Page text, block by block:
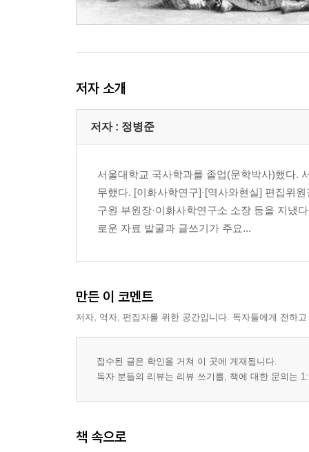
체코에서의 체류와 활동(1949년 2~11월)
박헌영 재판: 알려지지 않은 현앨리스의 최후
남북한에 비친 현앨리스의 이미지
청문회에 소환된 ‘마오쩌둥의 제1요원’ 현피터
16년간 추방 위협에 시달린 현데이비드
북한으로 추방된 김강, 파니아 굴위치 부부
평양에서 실종된 곽정순, 이춘자 부부
에필로그: 어떤 죽음
정웰링턴, 세상을 버리다(1963년, 체코)
주 | 참고문헌 | 찾아보기 | 사진출처
저자 소개
저자 : 정병준
서울대학교 국사학과를 졸업(문학박사)했다.
무했다. [이화사학연구]·[역사와현실] 편집위
구원 부원장·이화사학연구소 소장 등을 지냈
로운 자료 발굴과 글쓰기가 주요...
만든 이 코멘트
저자, 역자, 편집자를 위한 공간입니다. 독자들에게 전하
접수된 글은 확인을 거쳐 이 곳에 게재됩니다.
독자 분들의 리뷰는 리뷰 쓰기를, 책에 대한 문의는
책 속으로